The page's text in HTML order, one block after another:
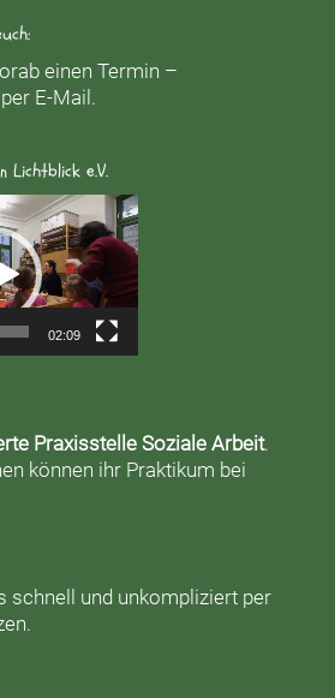
einen Termin –
E-Mail.
Lichtblick e.V.
02:09
Praxisstelle Soziale Arbeit.
können ihr Praktikum bei
schnell und unkompliziert per